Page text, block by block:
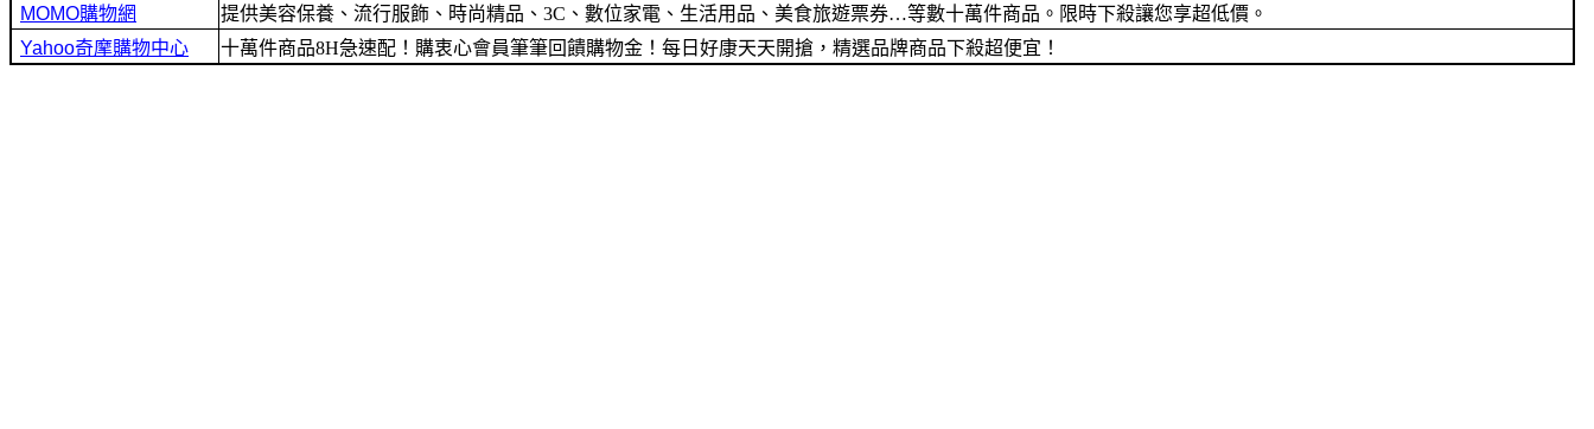
提供美容保養、流行服飾、時尚精品、3C、數位家電、生活用品、美食旅遊票券…等數十萬件商品。限時下殺讓您享超低價。
十萬件商品8H急速配！購衷心會員筆筆回饋購物金！每日好康天天開搶，精選品牌商品下殺超便宜！